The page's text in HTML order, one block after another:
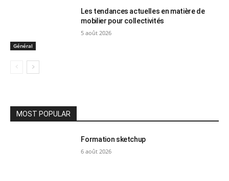
Général
Les tendances actuelles en matière de
mobilier pour collectivités
5 août 2026
MOST POPULAR
Formation sketchup
6 août 2026